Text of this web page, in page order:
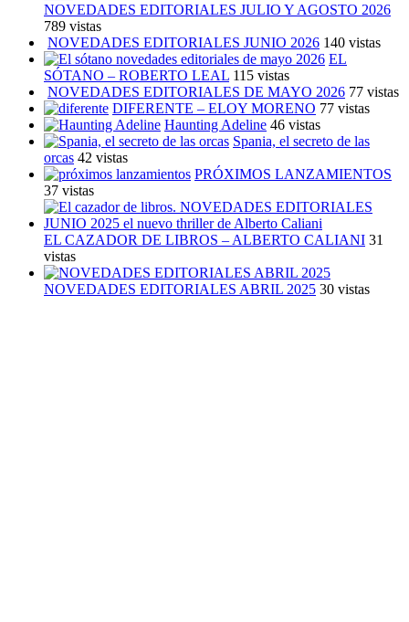
NOVEDADES EDITORIALES JULIO Y AGOSTO 2026
789 vistas
NOVEDADES EDITORIALES JUNIO 2026 140 vistas
EL
SÓTANO – ROBERTO LEAL 115 vistas
NOVEDADES EDITORIALES DE MAYO 2026 77 vistas
DIFERENTE – ELOY MORENO 77 vistas
Haunting Adeline 46 vistas
Spania, el secreto de las
orcas 42 vistas
PRÓXIMOS LANZAMIENTOS
37 vistas
EL CAZADOR DE LIBROS – ALBERTO CALIANI 31
vistas
NOVEDADES EDITORIALES ABRIL 2025 30 vistas